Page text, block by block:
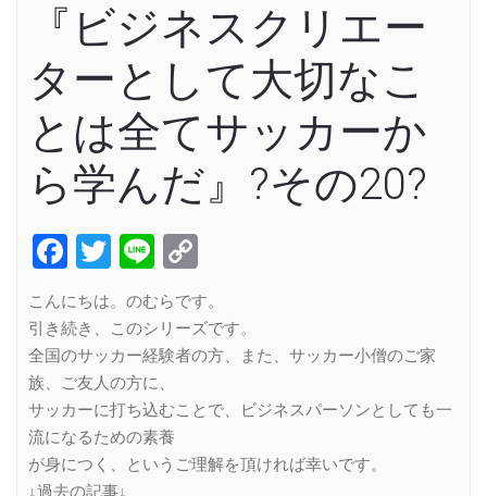
『ビジネスクリエー
ターとして大切なこ
とは全てサッカーか
ら学んだ』?その20?
Facebook
Twitter
Line
Link
こんにちは。のむらです。
引き続き、このシリーズです。
全国のサッカー経験者の方、また、サッカー小僧のご家
族、ご友人の方に、
サッカーに打ち込むことで、ビジネスパーソンとしても一
流になるための素養
が身につく、というご理解を頂ければ幸いです。
↓過去の記事↓